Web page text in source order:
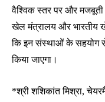
वैश्विक स्तर पर और
खेल मंत्रालय और भारतीय
कि इन संस्थाओं के सहयोग
किया जाएगा।
*श्री शशिकांत मिश्रा,